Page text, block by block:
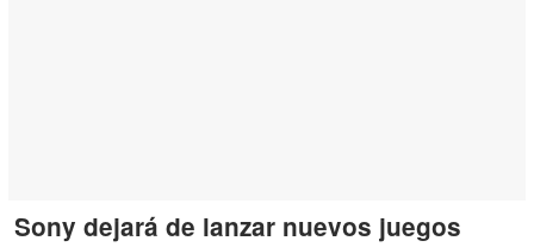
Sony dejará de lanzar nuevos juegos